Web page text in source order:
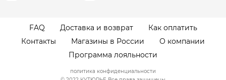
FAQ Доставка и возврат
Как оплатить
Контакты
Магазины в России
О компании
Программа лояльности
политика конфиденциальности